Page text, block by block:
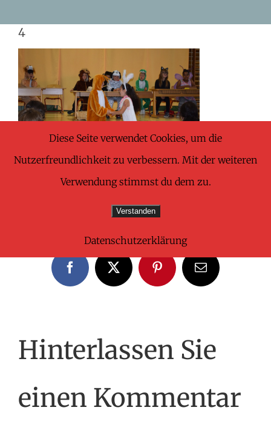
4
FacebookX PinterestE-
Mail
Hinterlassen Sie
einen Kommentar
Diese Seite verwendet Cookies, um die
Nutzerfreundlichkeit zu verbessern. Mit der weiteren
Verwendung stimmst du dem zu.
Verstanden
Datenschutzerklärung